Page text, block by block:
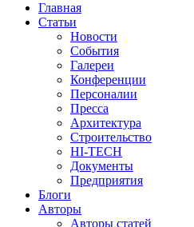
Главная
Статьи
Новости
События
Галереи
Конференции
Персоналии
Пресса
Архитектура
Строительство
HI-TECH
Документы
Предприятия
Блоги
Авторы
Авторы статей